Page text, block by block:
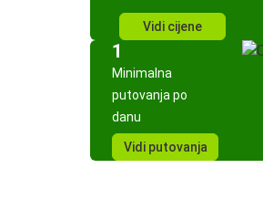
Vidi cijene
1
Minimalna
putovanja po
danu
Vidi putovanja